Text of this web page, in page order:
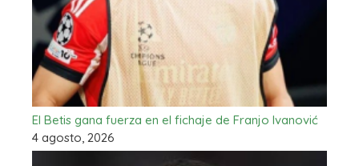
El Betis gana fuerza en el fichaje de Franjo Ivanović
4 agosto, 2026